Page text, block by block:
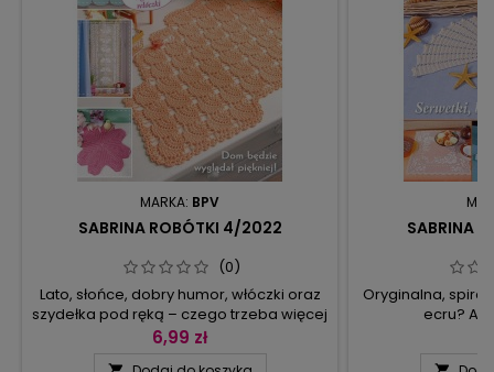
MARKA: BPV
SABRINA ROBÓTKI 4/2022
(0)
Lato, słońce, dobry humor, włóczki oraz
szydełka pod ręką – czego trzeba więcej
do szczęścia? Tylko nowych pomysłów
6,99 zł
SABRINA
Oryginalna,
ecru? A